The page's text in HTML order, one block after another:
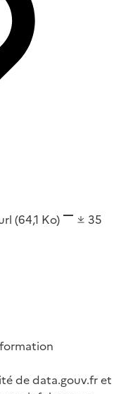
(64,1 Ko)
35
de data.gouv.fr et